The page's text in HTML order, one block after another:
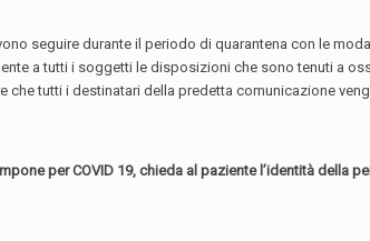
seguire durante il periodo di quarantena con le
a tutti i soggetti le disposizioni che sono tenuti a
che tutti i destinatari della predetta comunicazione
per COVID 19, chieda al paziente l’identità della